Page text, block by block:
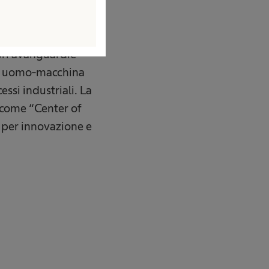
ferite. In
avanguardie
macchina
industriali. La
“Center of
innovazione e